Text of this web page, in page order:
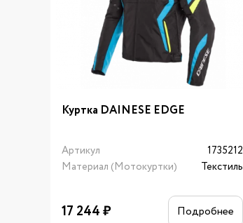
Куртка DAINESE EDGE
Артикул
1735212
Материал (Мотокуртки)
Текстиль
17 244₽ Подробнее